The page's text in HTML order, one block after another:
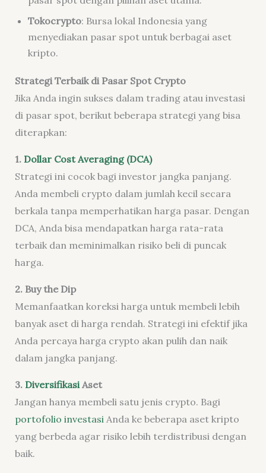
Tokocrypto: Bursa lokal Indonesia yang
menyediakan pasar spot untuk berbagai aset
kripto.
Strategi Terbaik di Pasar Spot Crypto
Jika Anda ingin sukses dalam trading atau investasi
di pasar spot, berikut beberapa strategi yang bisa
diterapkan:
1. Dollar Cost Averaging (DCA)
Strategi ini cocok bagi investor jangka panjang.
Anda membeli crypto dalam jumlah kecil secara
berkala tanpa memperhatikan harga pasar. Dengan
DCA, Anda bisa mendapatkan harga rata-rata
terbaik dan meminimalkan risiko beli di puncak
harga.
2. Buy the Dip
Memanfaatkan koreksi harga untuk membeli lebih
banyak aset di harga rendah. Strategi ini efektif jika
Anda percaya harga crypto akan pulih dan naik
dalam jangka panjang.
3. DiversifikasiAset
Jangan hanya membeli satu jenis crypto. Bagi
portofolio investasi Anda ke beberapa aset kripto
yang berbeda agar risiko lebih terdistribusi dengan
baik.